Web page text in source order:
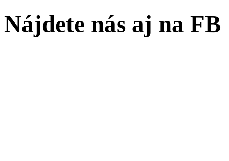
Nájdete nás aj na FB